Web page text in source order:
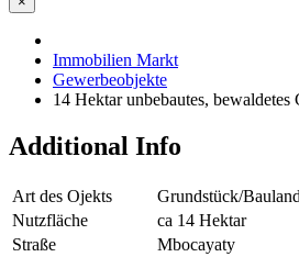
Immobilien Markt
Gewerbeobjekte
14 Hektar unbebautes, bewaldetes
Additional Info
Art des Ojekts
Grundstück/
Nutzfläche
ca 14 Hektar
Straße
Mbocayaty